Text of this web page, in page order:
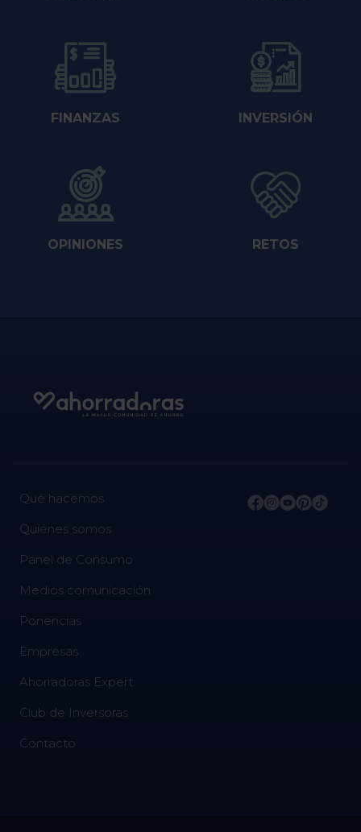
FINANZAS INVERSIÓN
OPINIONES RETOS
Qué hacemos
Quiénes somos
Panel de Consumo
Medios comunicación
Ponencias
Empresas
Ahorradoras Expert
Club de Inversoras
Contacto